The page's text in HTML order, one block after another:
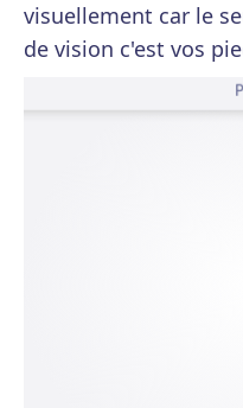
visuellement car le
de vision c'est vos